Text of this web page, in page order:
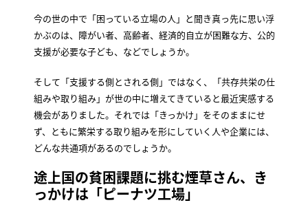
今の世の中で「困っている立場の人」と聞き真っ先に思い浮
かぶのは、障がい者、高齢者、経済的自立が困難な方、公的
支援が必要な子ども、などでしょうか。
そして「支援する側とされる側」ではなく、「共存共栄の仕
組みや取り組み」が世の中に増えてきていると最近実感する
機会がありました。それでは「きっかけ」をそのままにせ
ず、ともに繁栄する取り組みを形にしていく人や企業には、
どんな共通項があるのでしょうか。
途上国の貧困課題に挑む煙草さん、き
っかけは「ピーナツ工場」